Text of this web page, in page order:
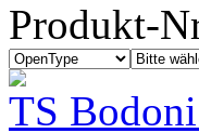
Produkt-
TS